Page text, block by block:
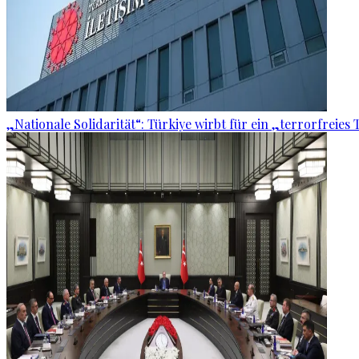
„Nationale Solidarität“: Türkiye wirbt für ein „terrorfreies